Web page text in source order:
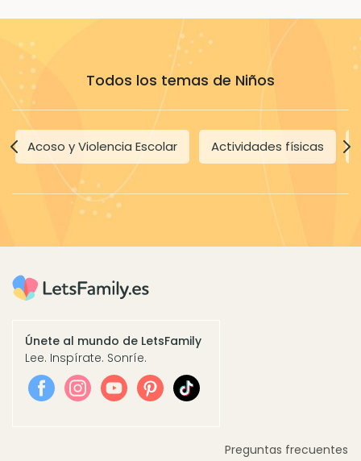
Todos los temas de Niños
Acoso y Violencia Escolar Actividades físicas
Únete al mundo de LetsFamily
Lee. Inspírate. Sonríe.
Preguntas frecuentes